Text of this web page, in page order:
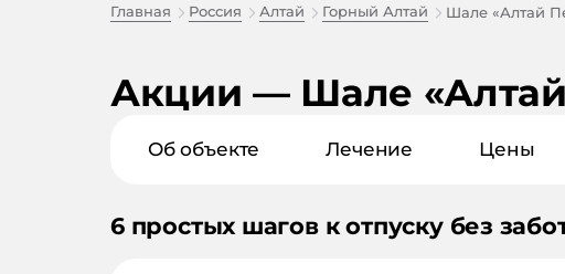
Главная Россия Алтай Горный Алтай Шале «Алтай
Акции — Шале «Алтай
Об объекте Лечение Цены
6 простых шагов к отпуску без